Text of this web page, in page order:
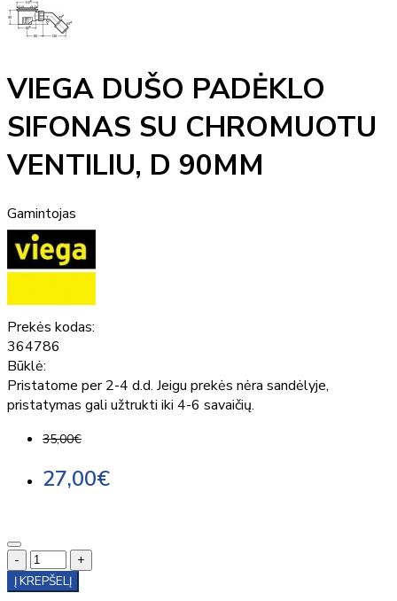
VIEGA DUŠO PADĖKLO
SIFONAS SU CHROMUOTU
VENTILIU, D 90MM
Gamintojas
Prekės kodas:
364786
Būklė:
Pristatome per 2-4 d.d. Jeigu prekės nėra sandėlyje,
pristatymas gali užtrukti iki 4-6 savaičių.
35,00€
27,00€
-
+
Į KREPŠELĮ